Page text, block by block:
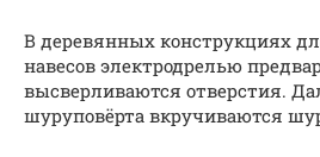
В деревянных конструкциях
навесов электродрелью
высверливаются отверстия.
шуруповёрта вкручиваются